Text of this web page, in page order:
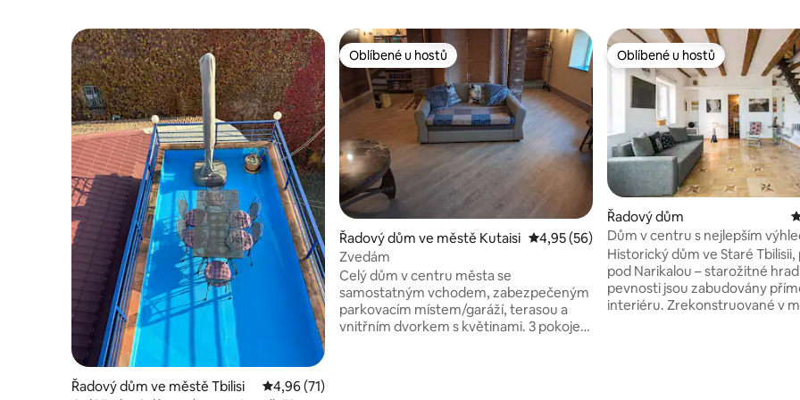
Řadový dům ve městě Tbilisi Průměrné hodnocení 4,96 z 5, 71 hodnocení
4,96 (71)
Oblíbené u hostů
Oblíbené u hostů
Řadový dům ve městě Kutaisi Průměrné hodnocení 4,95 z 5, 56 hodnocení
4,95 (56)
Zvedám
Celý dům v centru města se
samostatným vchodem, zabezpečeným
parkovacím místem/garáží, terasou a
vnitřním dvorkem s květinami. 3 pokoje
Oblíbené u hostů
Oblíbené u hostů
Řadový dům
Dům v centru s nejlepším
a shushabandou
Historický dům ve Staré
pod Narikalou – starožitné
pevnosti jsou zabudovány
interiéru. Zrekonstruované v